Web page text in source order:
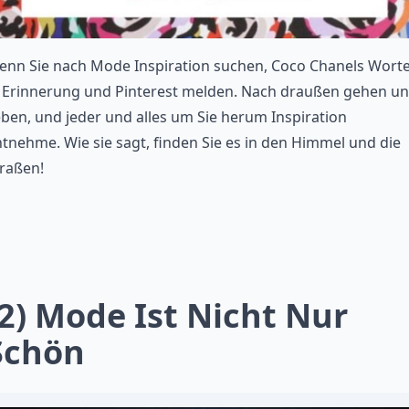
Sie nach Mode Inspiration suchen, Coco Chanels
und Pinterest melden. Nach draußen gehen
und jeder und alles um Sie herum Inspiration
Wie sie sagt, finden Sie es in den Himmel und die
Mode Ist Nicht Nur